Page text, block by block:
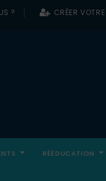
? CRÉER
RÉÉDUCATION